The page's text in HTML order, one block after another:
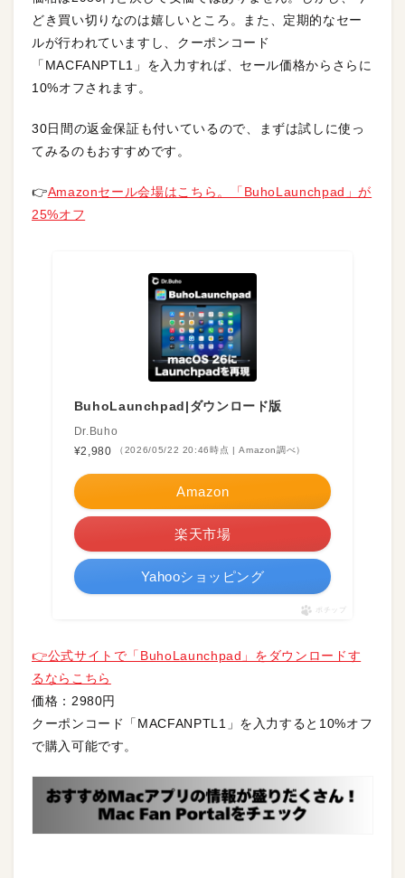
どき買い切りなのは嬉しいところ。また、定期的なセー
ルが行われていますし、クーポンコード
「MACFANPTL1」を入力すれば、セール価格からさらに
10%オフされます。
30日間の返金保証も付いているので、まずは試しに使っ
てみるのもおすすめです。
👉Amazonセール会場はこちら。「BuhoLaunchpad」が
25%オフ
BuhoLaunchpad|ダウンロード版
Dr.Buho
¥2,980
（2026/05/22 20:46時点 | Amazon調べ）
Amazon
楽天市場
Yahooショッピング
ポチップ
👉公式サイトで「BuhoLaunchpad」をダウンロードす
るならこちら
価格：2980円
クーポンコード「MACFANPTL1」を入力すると10%オフ
で購入可能です。